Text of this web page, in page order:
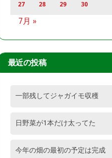
27 28 29 30
7月 »
最近の投稿
一部残してジャガイモ収穫
日野菜が1本だけ太ってた
今年の畑の最初の予定は完成